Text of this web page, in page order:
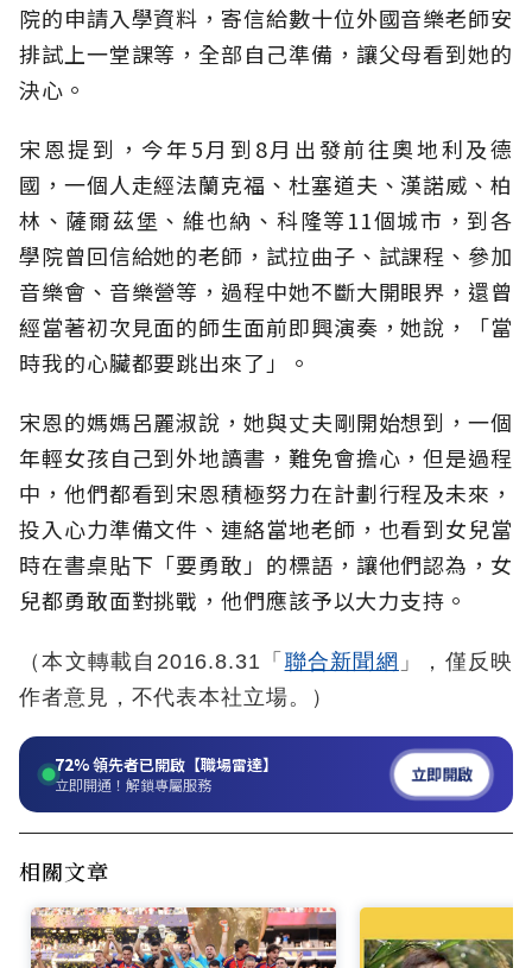
院的申請入學資料，寄信給數十位外國音樂老師安
排試上一堂課等，全部自己準備，讓父母看到她的
決心。
宋恩提到，今年5月到8月出發前往奧地利及德
國，一個人走經法蘭克福、杜塞道夫、漢諾威、柏
林、薩爾茲堡、維也納、科隆等11個城市，到各
學院曾回信給她的老師，試拉曲子、試課程、參加
音樂會、音樂營等，過程中她不斷大開眼界，還曾
經當著初次見面的師生面前即興演奏，她說，「當
時我的心臟都要跳出來了」。
宋恩的媽媽呂麗淑說，她與丈夫剛開始想到，一個
年輕女孩自己到外地讀書，難免會擔心，但是過程
中，他們都看到宋恩積極努力在計劃行程及未來，
投入心力準備文件、連絡當地老師，也看到女兒當
時在書桌貼下「要勇敢」的標語，讓他們認為，女
兒都勇敢面對挑戰，他們應該予以大力支持。
（本文轉載自2016.8.31「 聯合新聞網 」，僅反映
作者意見，不代表本社立場。）
72%領先者已開啟【職場雷達】
立即開通！解鎖專屬服務 立即開啟
相關文章